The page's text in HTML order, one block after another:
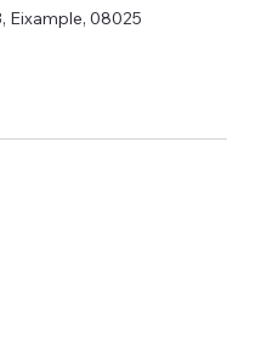
Eixample, 08025